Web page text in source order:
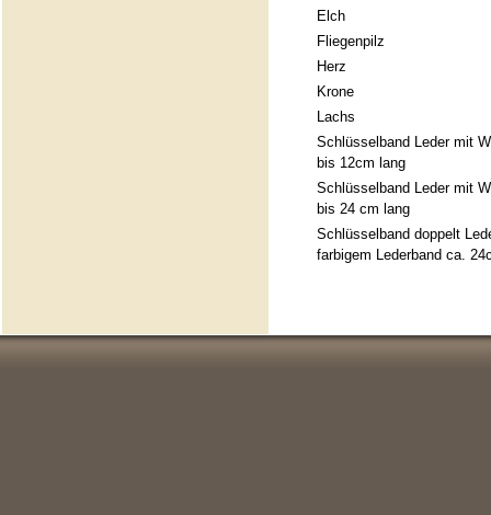
Elch
Fliegenpilz
Herz
Krone
Lachs
Schlüsselband Leder mit
bis 12cm lang
Schlüsselband Leder mit
bis 24 cm lang
Schlüsselband doppelt
farbigem Lederband ca.